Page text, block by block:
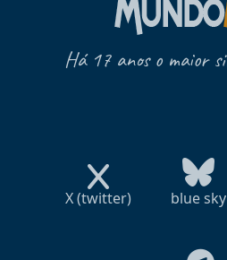
Há 17 anos o maior
X (twitter) blue sky